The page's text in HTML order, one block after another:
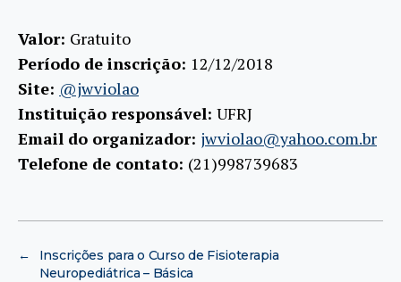
Valor: Gratuito
Período de inscrição: 12/12/2018
Site: @jwviolao
Instituição responsável: UFRJ
Email do organizador: jwviolao@yahoo.com.br
Telefone de contato: (21)998739683
←
Inscrições para o Curso de Fisioterapia
Neuropediátrica – Básica